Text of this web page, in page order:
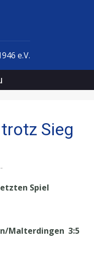
e.V.
Sieg
Spiel
Malterdingen 3:5